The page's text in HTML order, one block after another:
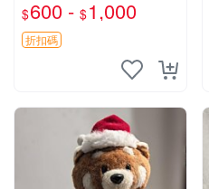
80年代風味 權威推薦 合適
收藏
$600 - $1,000
折扣碼